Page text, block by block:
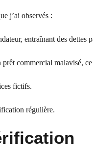
j’ai observés :
entraînant des dettes
commercial malavisé,
fictifs.
régulière.